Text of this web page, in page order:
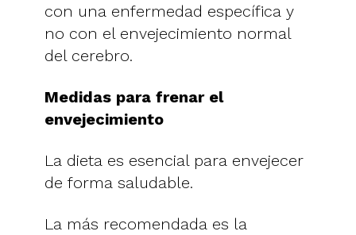
con una enfermedad específica y
no con el envejecimiento normal
del cerebro.
Medidas para frenar el
envejecimiento
La dieta es esencial para envejecer
de forma saludable.
La más recomendada es la